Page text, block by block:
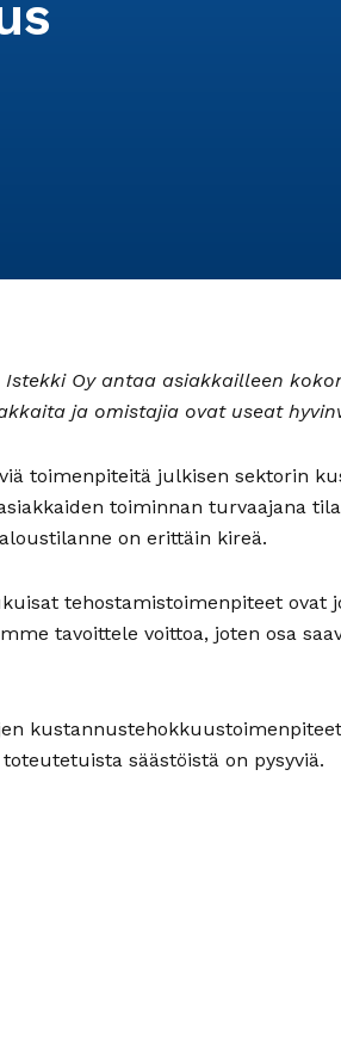
Oy antaa asiakkailleen
ja omistajia ovat useat
toimenpiteitä julkisen sektorin
toiminnan turvaajana
on erittäin kireä.
tehostamistoimenpiteet ovat
tavoittele voittoa, joten osa
säästöistä on pysyviä.